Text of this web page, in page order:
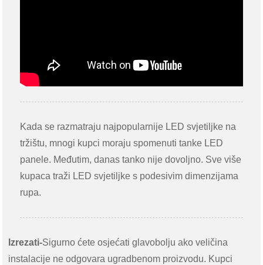
Kada se razmatraju najpopularnije LED svjetiljke na
tržištu, mnogi kupci moraju spomenuti tanke LED
panele. Međutim, danas tanko nije dovoljno. Sve više
kupaca traži LED svjetiljke s podesivim dimenzijama
rupa.
Izrezati-Sigurno ćete osjećati glavobolju ako veličina
instalacije ne odgovara ugradbenom proizvodu. Kupci